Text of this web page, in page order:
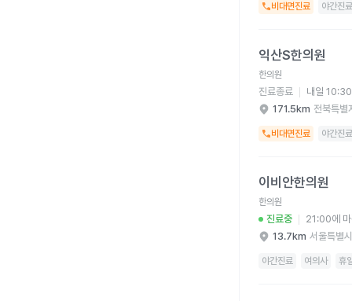
비대면진료 야간진료
익산S한의원
한의원
진료종료
내일
171.5km 전북특별
비대면진료 야간진료
이비안한의원
한의원
진료중
21:00에
13.7km 서울특별
야간진료 여의사 휴